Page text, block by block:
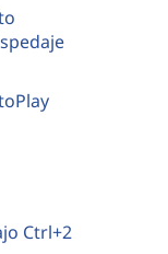
Ctrl+2